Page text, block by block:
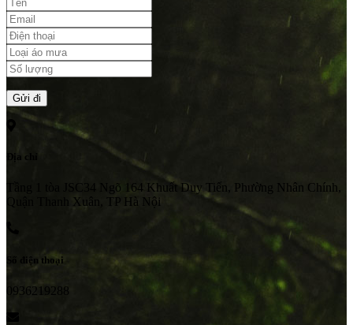
Địa chỉ
Tầng 1 tòa JSC34 Ngõ 164 Khuất Duy Tiến, Phường Nhân Chính,
Quận Thanh Xuân, TP Hà Nội
Số điện thoại
0936219288